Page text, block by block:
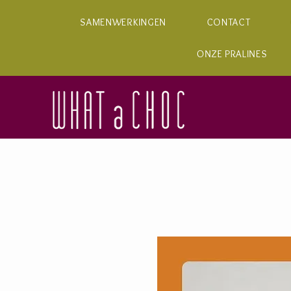
SAMENWERKINGEN CONTACT
ONZE PRALINES